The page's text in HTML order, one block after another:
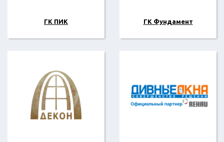
ГК ПИК ГК Фундамент